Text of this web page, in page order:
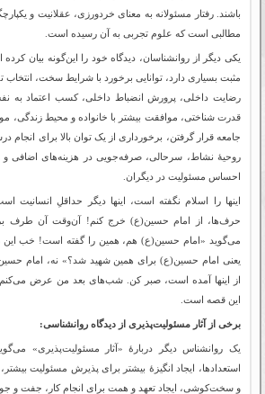
باشند. رفتار مسئولانه به معنای خردورزی، عقلانیت و
مطالبی است که علوم تجربی به آن رسیده است.
یکی دیگر از روانشناسان، دیدگاه خود را این‌گونه بیان
مثبت بسیاری دارد، توانایی برخورد با شرایط سخت،
رضایت داخلی، پرورش انضباط داخلی، کسب اعتماد به
قدرت شناختی، موافقت بیشتر با خانواده و محیط زندگی،
جامعه قرار گرفتن، برخورداری از یک توان بالا برای انجام
روحیۀ نشاط، سرحالی، صرفه‌جویی در هزینه‌های اضافی و
احساس مسئولیت در دیگران.
اینها را اسلام نگفته است، اینها دیگر حداقلِ انسانیت
حرف‌ها، از امام حسین(ع) خرج کنم! آن‌وقت آن طرف
می‌گوید «امام حسین(ع) هم، همین را گفته است! خب این
یعنی امام حسین(ع) برای همین شهید شد؟» نه، امام
از اینها آمده است، صبر کن. شب‌های بعد من عرض
این قصه است.
برخی از آثار مسئولیت‌پذیری از دیدگاه روانشناسی:
یک روانشناس دیگر دربارۀ «آثار مسئولیت‌پذیری»
استعدادها، ایجاد انگیزۀ بیشتر برای پذیرش مسئولیت
و سخت‌کوشی، ایجاد تعهد و همت برای انجام کار، جفت و